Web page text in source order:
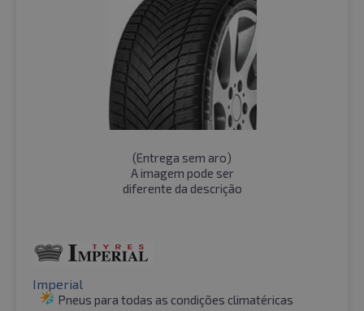
(Entrega sem aro)
A imagem pode ser
diferente da descrição
Imperial
Pneus para todas as condições climatéricas